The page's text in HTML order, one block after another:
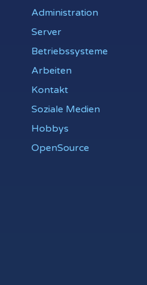
Administration
Server
Betriebssysteme
Arbeiten
Kontakt
Soziale Medien
Hobbys
OpenSource